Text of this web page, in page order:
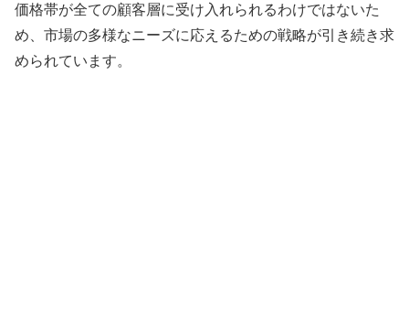
価格帯が全ての顧客層に受け入れられるわけではないた
め、市場の多様なニーズに応えるための戦略が引き続き求
められています。